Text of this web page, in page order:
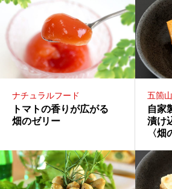
ナチュラルフード
トマトの香りが広がる
畑のゼリー
五箇
自家
漬け
〈畑